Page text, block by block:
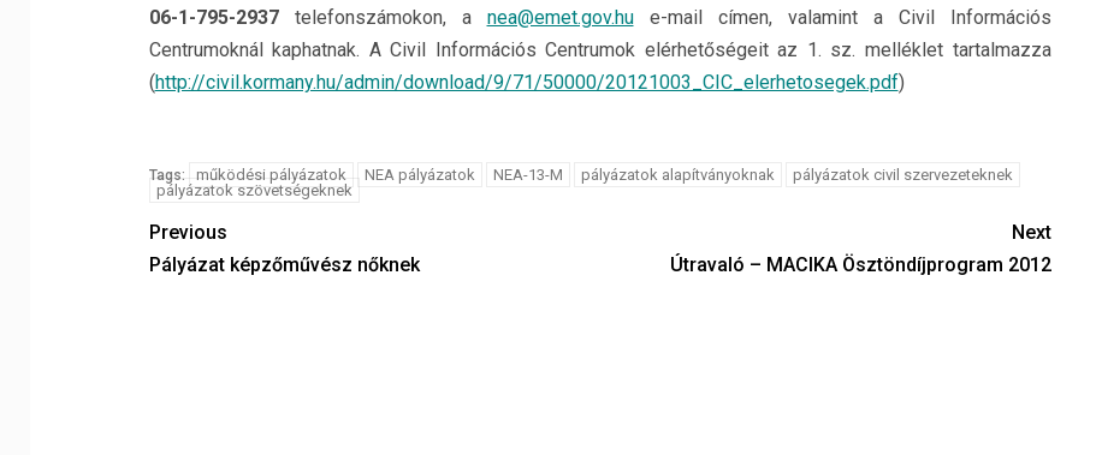
06-1-795-2937telefonszámokon, a nea@emet.gov.hue-mail címen, valamint a Civil Információs
Centrumoknál kaphatnak. A Civil Információs Centrumok elérhetőségeit az 1. sz. melléklet tartalmazza
(http://civil.kormany.hu/admin/download/9/71/50000/20121003_CIC_elerhetosegek.pdf)
Tags: működési pályázatok NEA pályázatok NEA-13-M pályázatok alapítványoknak
pályázatok civil szervezeteknek
pályázatok szövetségeknek
Previous
Pályázat képzőművész nőknek
Next
Útravaló – MACIKA Ösztöndíjprogram 2012